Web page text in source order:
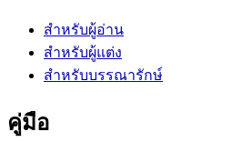
สำหรับผู้อ่าน
สำหรับผู้แต่ง
สำหรับบรรณารักษ์
คู่มือ